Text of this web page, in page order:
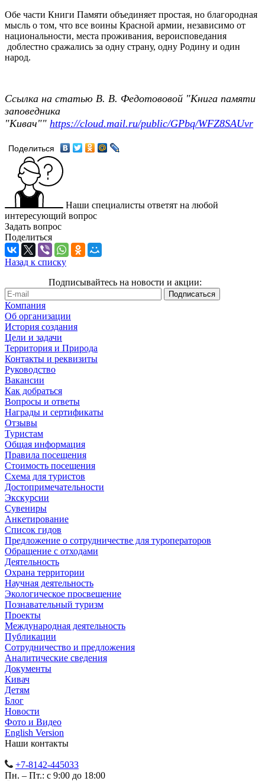
Обе части Книги Памяти объединяет простая, но благородная
мысль о том, что все воины Красной армии, независимо от
национальности, места проживания, вероисповедания
доблестно сражались за одну страну, одну Родину и один
народ.
Ссылка на статью В. В. Федотововой "Книга памяти
заповедника
"Кивач"" https://cloud.mail.ru/public/GPbq/WFZ8SAUvr
Поделиться
Наши специалисты ответят на любой
интересующий вопрос
Задать вопрос
Поделиться
Назад к списку
Подписывайтесь на новости и акции:
Компания
Об организации
История создания
Цели и задачи
Территория и Природа
Контакты и реквизиты
Руководство
Вакансии
Как добраться
Вопросы и ответы
Награды и сертификаты
Отзывы
Туристам
Общая информация
Правила посещения
Стоимость посещения
Схема для туристов
Достопримечательности
Экскурсии
Сувениры
Анкетирование
Список гидов
Предложение о сотрудничестве для туроператоров
Обращение с отходами
Деятельность
Охрана территории
Научная деятельность
Экологическое просвещение
Познавательный туризм
Проекты
Международная деятельность
Публикации
Сотрудничество и предложения
Аналитические сведения
Документы
Кивач
Детям
Блог
Новости
Фото и Видео
English Version
Наши контакты
+7-8142-445033
Пн. – Пт.: с 9:00 до 18:00